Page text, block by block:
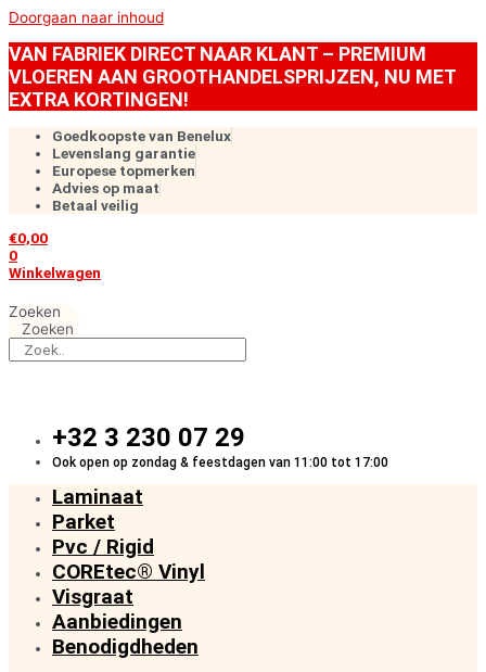
Doorgaan naar inhoud
VAN FABRIEK DIRECT NAAR KLANT – PREMIUM
VLOEREN AAN GROOTHANDELSPRIJZEN, NU MET
EXTRA KORTINGEN!
Goedkoopste van Benelux
Levenslang garantie
Europese topmerken
Advies op maat
Betaal veilig
€0,00
0
Winkelwagen
Zoeken
Zoeken
+32 3 230 07 29
Ook open op zondag & feestdagen van 11:00 tot 17:00
Laminaat
Parket
Pvc / Rigid
COREtec® Vinyl
Visgraat
Aanbiedingen
Benodigdheden